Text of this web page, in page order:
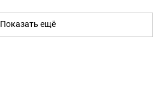
Показать ещё